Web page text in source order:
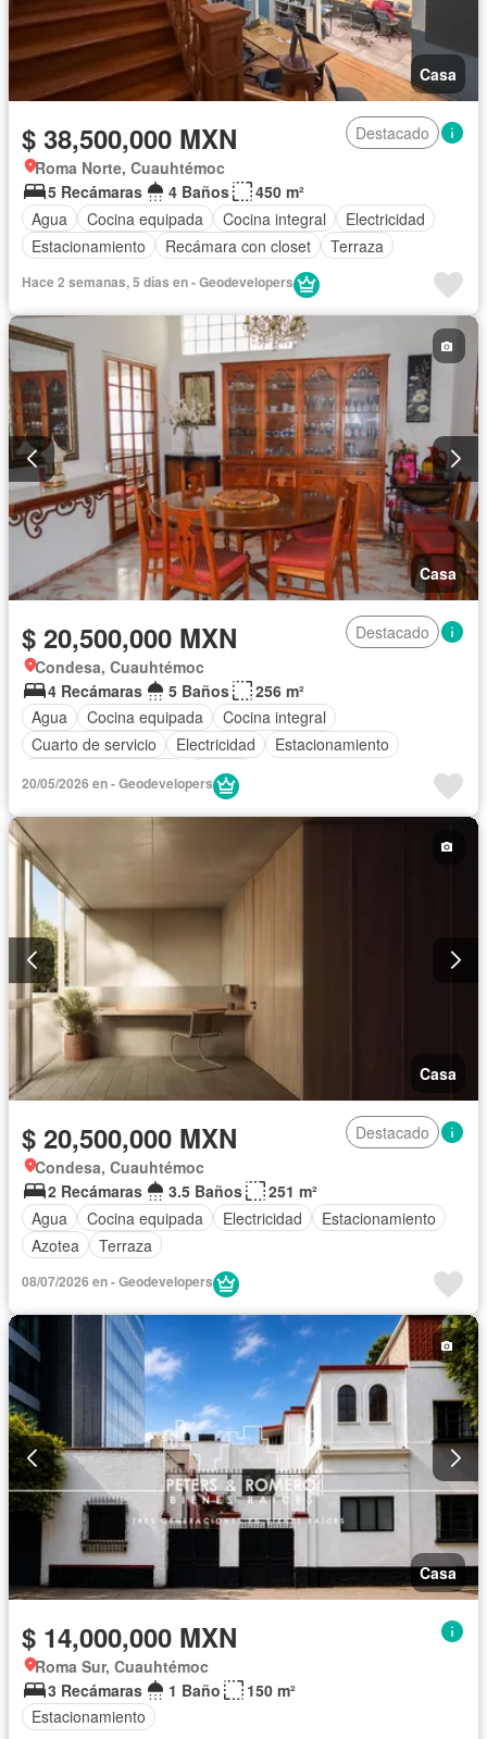
Casa
$ 38,500,000 MXN
Destacado
Roma Norte, Cuauhtémoc
5 Recámaras
4 Baños
450 m²
Agua
Cocina equipada Cocina integral
Electricidad
Estacionamiento
Recámara con closet Terraza
Hace 2 semanas, 5 días en - Geodevelopers
Casa
$ 20,500,000 MXN
Destacado
Condesa, Cuauhtémoc
4 Recámaras
5 Baños
256 m²
Agua
Cocina equipada
Cocina integral
Cuarto de servicio
Electricidad
Estacionamiento
Azotea
20/05/2026 en - Geodevelopers
Casa
$ 20,500,000 MXN
Destacado
Condesa, Cuauhtémoc
2 Recámaras
3.5 Baños
251 m²
Agua
Cocina equipada Electricidad
Estacionamiento
Azotea
Terraza
08/07/2026 en - Geodevelopers
Casa
$ 14,000,000 MXN
Roma Sur, Cuauhtémoc
3 Recámaras
1 Baño
150 m²
Estacionamiento